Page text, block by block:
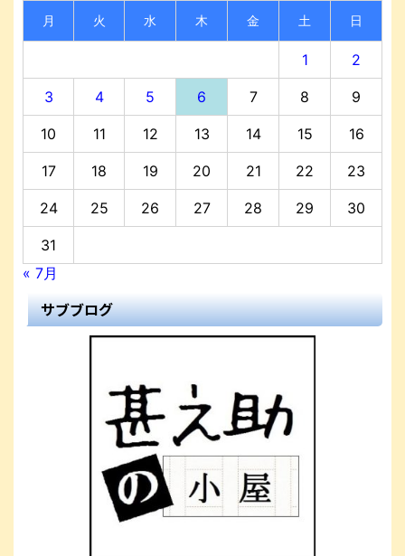
月 火 水 木 金 土 日
1 2
3 4 5 6 7 8 9
10 11 12 13 14 15 16
17 18 19 20 21 22 23
24 25 26 27 28 29 30
31
« 7月
サブブログ